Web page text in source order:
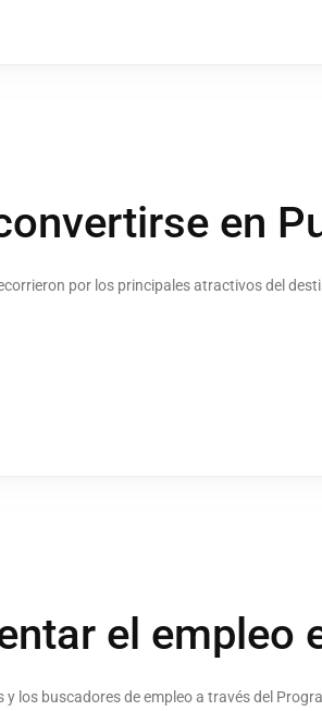
en
por los principales atractivos del
el empleo
los buscadores de empleo a través del